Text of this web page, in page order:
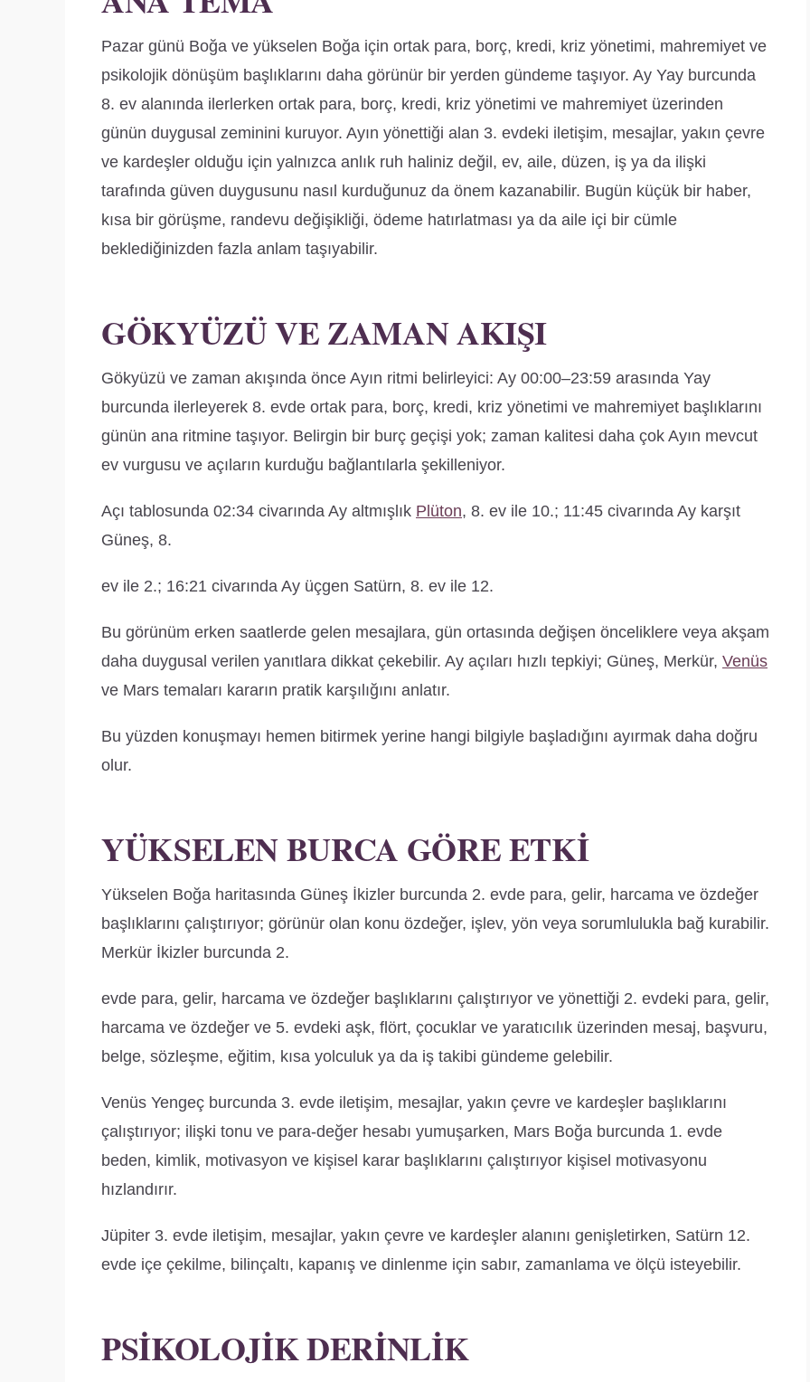
Pazar günü Boğa ve yükselen Boğa için ortak para, borç, kredi, kriz yönetimi, mahremiyet ve
psikolojik dönüşüm başlıklarını daha görünür bir yerden gündeme taşıyor. Ay Yay burcunda
8. ev alanında ilerlerken ortak para, borç, kredi, kriz yönetimi ve mahremiyet üzerinden
günün duygusal zeminini kuruyor. Ayın yönettiği alan 3. evdeki iletişim, mesajlar, yakın çevre
ve kardeşler olduğu için yalnızca anlık ruh haliniz değil, ev, aile, düzen, iş ya da ilişki
tarafında güven duygusunu nasıl kurduğunuz da önem kazanabilir. Bugün küçük bir haber,
kısa bir görüşme, randevu değişikliği, ödeme hatırlatması ya da aile içi bir cümle
beklediğinizden fazla anlam taşıyabilir.
GÖKYÜZÜ VE ZAMAN AKIŞI
Gökyüzü ve zaman akışında önce Ayın ritmi belirleyici: Ay 00:00–23:59 arasında Yay
burcunda ilerleyerek 8. evde ortak para, borç, kredi, kriz yönetimi ve mahremiyet başlıklarını
günün ana ritmine taşıyor. Belirgin bir burç geçişi yok; zaman kalitesi daha çok Ayın mevcut
ev vurgusu ve açıların kurduğu bağlantılarla şekilleniyor.
Açı tablosunda 02:34 civarında Ay altmışlık Plüton, 8. ev ile 10.; 11:45 civarında Ay karşıt
Güneş, 8.
ev ile 2.; 16:21 civarında Ay üçgen Satürn, 8. ev ile 12.
Bu görünüm erken saatlerde gelen mesajlara, gün ortasında değişen önceliklere veya akşam
daha duygusal verilen yanıtlara dikkat çekebilir. Ay açıları hızlı tepkiyi; Güneş, Merkür, Venüs
ve Mars temaları kararın pratik karşılığını anlatır.
Bu yüzden konuşmayı hemen bitirmek yerine hangi bilgiyle başladığını ayırmak daha doğru
olur.
YÜKSELEN BURCA GÖRE ETKI
Yükselen Boğa haritasında Güneş İkizler burcunda 2. evde para, gelir, harcama ve özdeğer
başlıklarını çalıştırıyor; görünür olan konu özdeğer, işlev, yön veya sorumlulukla bağ kurabilir.
Merkür İkizler burcunda 2.
evde para, gelir, harcama ve özdeğer başlıklarını çalıştırıyor ve yönettiği 2. evdeki para, gelir,
harcama ve özdeğer ve 5. evdeki aşk, flört, çocuklar ve yaratıcılık üzerinden mesaj, başvuru,
belge, sözleşme, eğitim, kısa yolculuk ya da iş takibi gündeme gelebilir.
Venüs Yengeç burcunda 3. evde iletişim, mesajlar, yakın çevre ve kardeşler başlıklarını
çalıştırıyor; ilişki tonu ve para-değer hesabı yumuşarken, Mars Boğa burcunda 1. evde
beden, kimlik, motivasyon ve kişisel karar başlıklarını çalıştırıyor kişisel motivasyonu
hızlandırır.
Jüpiter 3. evde iletişim, mesajlar, yakın çevre ve kardeşler alanını genişletirken, Satürn 12.
evde içe çekilme, bilinçaltı, kapanış ve dinlenme için sabır, zamanlama ve ölçü isteyebilir.
PSIKOLOJIK DERINLIK